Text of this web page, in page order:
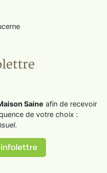
Saine afin de recevoir
de votre choix :
.